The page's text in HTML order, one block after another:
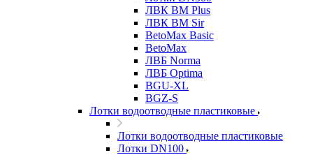
ЛВК ВМ Plus
ЛВК ВМ Sir
BetoMax Basic
BetoMax
ЛВБ Norma
ЛВБ Optima
BGU-XL
BGZ-S
Лотки водоотводные пластиковые
Лотки водоотводные пластиковые
Лотки DN100